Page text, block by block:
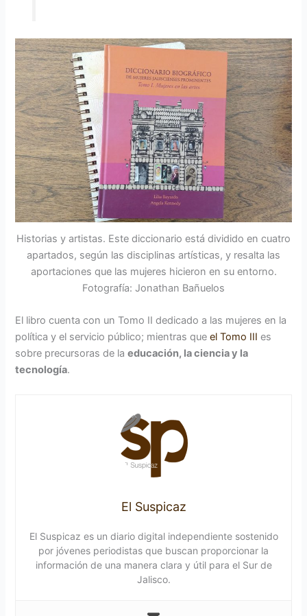
Historias y artistas. Este diccionario está dividido en cuatro
apartados, según las disciplinas artísticas, y resalta las
aportaciones que las mujeres hicieron en su entorno.
Fotografía: Jonathan Bañuelos
El libro cuenta con un Tomo II dedicado a las mujeres en la
política y el servicio público; mientras queel Tomo III es
sobre precursoras de laeducación, la ciencia y la
tecnología.
El Suspicaz
El Suspicaz es un diario digital independiente sostenido
por jóvenes periodistas que buscan proporcionar la
información de una manera clara y útil para el Sur de
Jalisco.